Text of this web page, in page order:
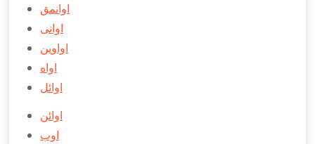
اوانمق
اوانی
اواوین
اواه
اوائل
اوائن
اوب